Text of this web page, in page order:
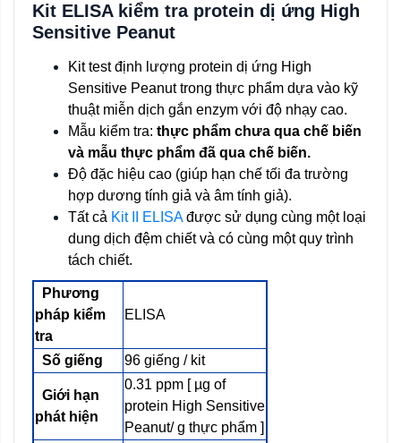
Kit ELISA kiểm tra protein dị ứng High
Sensitive Peanut
Kit test định lượng protein dị ứng High
Sensitive Peanut trong thực phẩm dựa vào kỹ
thuật miễn dịch gắn enzym với độ nhạy cao.
Mẫu kiểm tra: thực phẩm chưa qua chế biến
và mẫu thực phẩm đã qua chế biến.
Độ đặc hiệu cao (giúp hạn chế tối đa trường
hợp dương tính giả và âm tính giả).
Tất cả Kit II ELISAđược sử dụng cùng một loại
dung dịch đệm chiết và có cùng một quy trình
tách chiết.
Phương
pháp kiểm
tra
ELISA
Số giếng 96 giếng / kit
Giới hạn
phát hiện
0.31 ppm [ µg of
protein High Sensitive
Peanut/ g thực phẩm ]